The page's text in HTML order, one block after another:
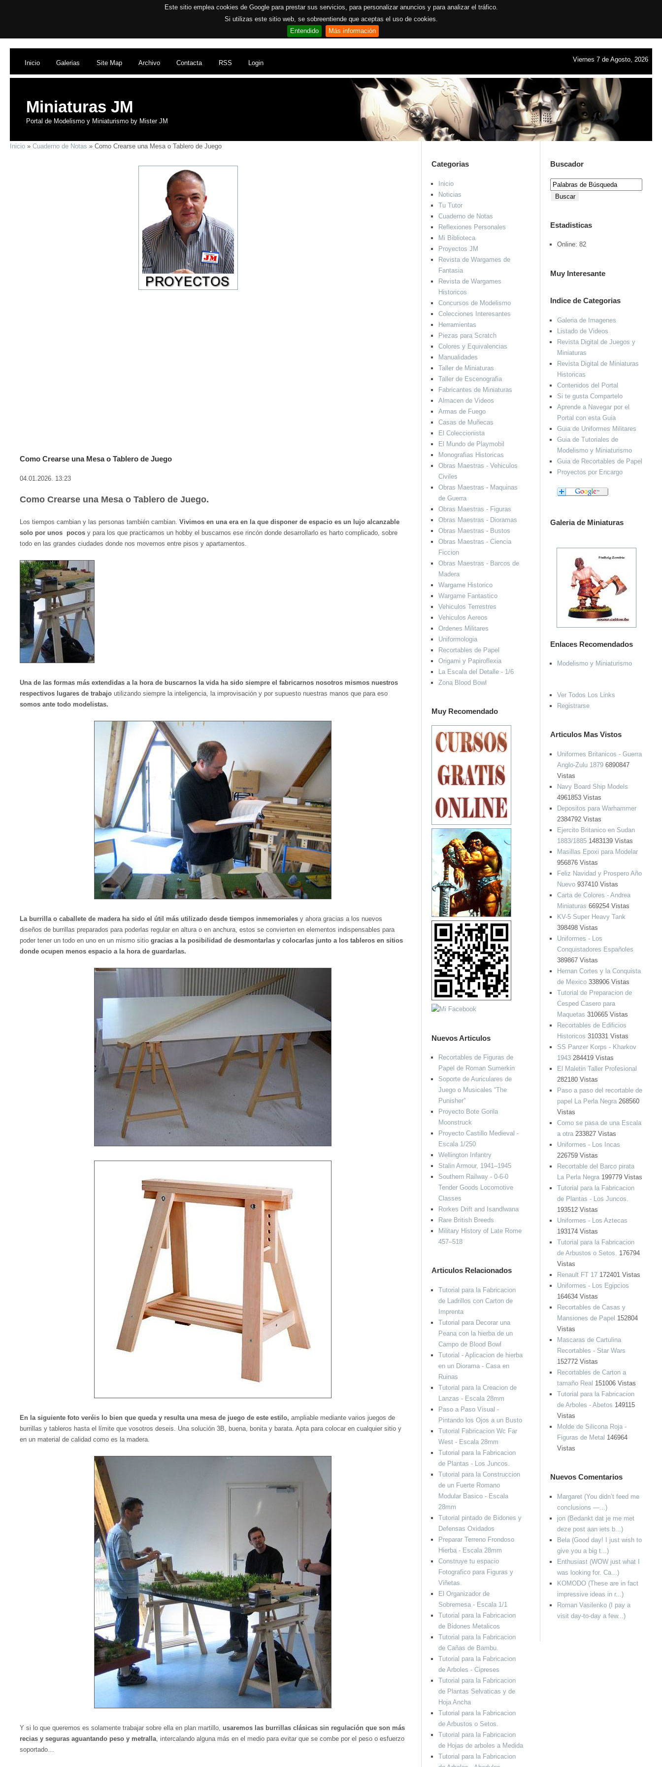
Este sitio emplea cookies de Google para prestar sus servicios, para personalizar anuncios y para analizar el tráfico.
Si utilizas este sitio web, se sobreentiende que aceptas el uso de cookies.
Entendido
Más información
Inicio Galerias Site Map Archivo Contacta RSS Login Viernes 7 de Agosto, 2026
Miniaturas JM
Portal de Modelismo y Miniaturismo by Mister JM
Inicio » Cuaderno de Notas » Como Crearse una Mesa o Tablero de Juego
Como Crearse una Mesa o Tablero de Juego
04.01.2026. 13:23
Como Crearse una Mesa o Tablero de Juego.
Los tiempos cambian y las personas también cambian. Vivimos en una era en la que disponer de espacio es un lujo alcanzable
solo por unos pocos y para los que practicamos un hobby el buscarnos ese rincón donde desarrollarlo es harto complicado, sobre
todo en las grandes ciudades donde nos movemos entre pisos y apartamentos.
Una de las formas más extendidas a la hora de buscarnos la vida ha sido siempre el fabricarnos nosotros mismos nuestros
respectivos lugares de trabajo utilizando siempre la inteligencia, la improvisación y por supuesto nuestras manos que para eso
somos ante todo modelistas.
La burrilla o caballete de madera ha sido el útil más utilizado desde tiempos inmemoriales y ahora gracias a los nuevos
diseños de burrillas preparados para poderlas regular en altura o en anchura, estos se convierten en elementos indispensables para
poder tener un todo en uno en un mismo sitio gracias a la posibilidad de desmontarlas y colocarlas junto a los tableros en sitios
donde ocupen menos espacio a la hora de guardarlas.
En la siguiente foto veréis lo bien que queda y resulta una mesa de juego de este estilo, ampliable mediante varios juegos de
burrillas y tableros hasta el límite que vosotros deseis. Una solución 3B, buena, bonita y barata. Apta para colocar en cualquier sitio y
en un material de calidad como es la madera.
Y si lo que queremos es solamente trabajar sobre ella en plan martillo, usaremos las burrillas clásicas sin regulación que son más
recias y seguras aguantando peso y metralla , intercalando alguna más en el medio para evitar que se combe por el peso o esfuerzo
soportado…
Buscador
Estadisticas
Online: 82
Muy Interesante
Indice de Categorias
Galeria de Imagenes
Listado de Videos
Revista Digital de Juegos y
Miniaturas
Revista Digital de Miniaturas
Historicas
Contenidos del Portal
Si te gusta Compartelo
Aprende a Navegar por el
Portal con esta Guia
Guia de Uniformes Militares
Guia de Tutoriales de
Modelismo y Miniaturismo
Guia de Recortables de Papel
Proyectos por Encargo
Galeria de Miniaturas
Enlaces Recomendados
Modelismo y Miniaturismo
Ver Todos Los Links
Registrarse
Articulos Mas Vistos
Uniformes Britanicos - Guerra
Anglo-Zulu 18796890847
Vistas
Navy Board Ship Models
4961853 Vistas
Depositos para Warhammer
2384792 Vistas
Ejercito Britanico en Sudan
1883/18851483139 Vistas
Masillas Epoxi para Modelar
956876 Vistas
Feliz Navidad y Prospero Año
Nuevo937410 Vistas
Carta de Colores - Andrea
Miniaturas 669254 Vistas
KV-5 Super Heavy Tank
398498 Vistas
Uniformes - Los
Conquistadores Españoles
389867 Vistas
Hernan Cortes y la Conquista
de Mexico338906 Vistas
Tutorial de Preparacion de
Cesped Casero para
Maquetas 310665 Vistas
Recortables de Edificios
Historicos 310331 Vistas
SS Panzer Korps - Kharkov
1943284419 Vistas
El Maletin Taller Profesional
282180 Vistas
Paso a paso del recortable de
papel La Perla Negra268560
Vistas
Como se pasa de una Escala
a otra233827 Vistas
Uniformes - Los Incas
226759 Vistas
Recortable del Barco pirata
La Perla Negra199779 Vistas
Tutorial para la Fabricacion
de Plantas - Los Juncos.
193512 Vistas
Uniformes - Los Aztecas
193174 Vistas
Tutorial para la Fabricacion
de Arbustos o Setos. 176794
Vistas
Renault FT 17172401 Vistas
Uniformes - Los Egipcios
164634 Vistas
Recortables de Casas y
Mansiones de Papel 152804
Vistas
Mascaras de Cartulina
Recortables - Star Wars
152772 Vistas
Recortables de Carton a
tamaño Real 151006 Vistas
Tutorial para la Fabricacion
de Arboles - Abetos 149115
Vistas
Molde de Silicona Roja -
Figuras de Metal 146964
Vistas
Nuevos Comentarios
Margaret (You didn’t feed me
conclusions —...)
jon (Bedankt dat je me met
deze post aan iets b...)
Bela (Good day! I just wish to
give you a big t...)
Enthusiast (WOW just what I
was looking for. Ca...)
KOMODO (These are in fact
impressive ideas in r...)
Roman Vasilenko (I pay a
visit day-to-day a few...)
Categorias
Inicio
Noticias
Tu Tutor
Cuaderno de Notas
Reflexiones Personales
Mi Biblioteca
Proyectos JM
Revista de Wargames de
Fantasia
Revista de Wargames
Historicos
Concursos de Modelismo
Colecciones Interesantes
Herramientas
Piezas para Scratch
Colores y Equivalencias
Manualidades
Taller de Miniaturas
Taller de Escenografia
Fabricantes de Miniaturas
Almacen de Videos
Armas de Fuego
Casas de Muñecas
El Coleccionista
El Mundo de Playmobil
Monografias Historicas
Obras Maestras - Vehiculos
Civiles
Obras Maestras - Maquinas
de Guerra
Obras Maestras - Figuras
Obras Maestras - Dioramas
Obras Maestras - Bustos
Obras Maestras - Ciencia
Ficcion
Obras Maestras - Barcos de
Madera
Wargame Historico
Wargame Fantastico
Vehiculos Terrestres
Vehiculos Aereos
Ordenes Militares
Uniformologia
Recortables de Papel
Origami y Papiroflexia
La Escala del Detalle - 1/6
Zona Blood Bowl
Muy Recomendado
Nuevos Articulos
Recortables de Figuras de
Papel de Roman Sumerkin
Soporte de Auriculares de
Juego o Musicales “The
Punisher”
Proyecto Bote Gorila
Moonstruck
Proyecto Castillo Medieval -
Escala 1/250
Wellington Infantry
Stalin Armour, 1941–1945
Southern Railway - 0-6-0
Tender Goods Locomotive
Classes
Rorkes Drift and Isandlwana
Rare British Breeds
Military History of Late Rome
457–518
Articulos Relacionados
Tutorial para la Fabricacion
de Ladrillos con Carton de
Imprenta
Tutorial para Decorar una
Peana con la hierba de un
Campo de Blood Bowl
Tutorial - Aplicacion de hierba
en un Diorama - Casa en
Ruinas
Tutorial para la Creacion de
Lanzas - Escala 28mm
Paso a Paso Visual -
Pintando los Ojos a un Busto
Tutorial Fabricacion Wc Far
West - Escala 28mm
Tutorial para la Fabricacion
de Plantas - Los Juncos.
Tutorial para la Construccion
de un Fuerte Romano
Modular Basico - Escala
28mm
Tutorial pintado de Bidones y
Defensas Oxidados
Preparar Terreno Frondoso
Hierba - Escala 28mm
Construye tu espacio
Fotografico para Figuras y
Viñetas.
El Organizador de
Sobremesa - Escala 1/1
Tutorial para la Fabricacion
de Bidones Metalicos
Tutorial para la Fabricacion
de Cañas de Bambu.
Tutorial para la Fabricacion
de Arboles - Cipreses
Tutorial para la Fabricacion
de Plantas Selvaticas y de
Hoja Ancha
Tutorial para la Fabricacion
de Arbustos o Setos.
Tutorial para la Fabricacion
de Hojas de arboles a Medida
Tutorial para la Fabricacion